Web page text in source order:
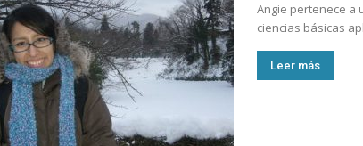
Angie pertenece a
ciencias básicas
Leer más